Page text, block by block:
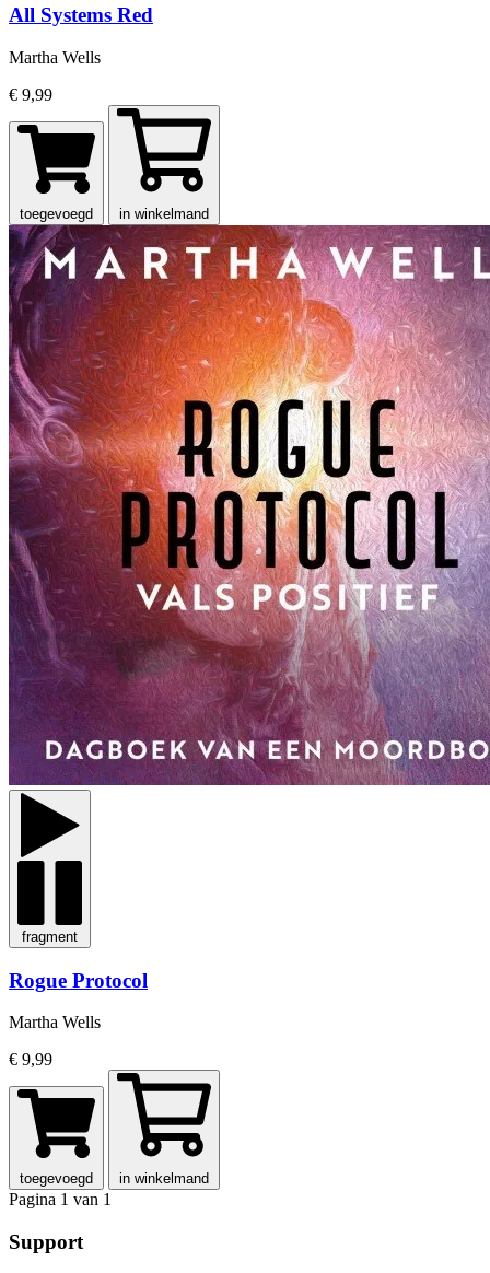
All Systems Red
Martha Wells
€ 9,99
toegevoegd in winkelmand
fragment
Rogue Protocol
Martha Wells
€ 9,99
toegevoegd in winkelmand
Pagina 1 van 1
Support